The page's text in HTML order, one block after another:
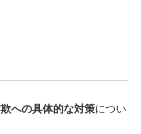
への具体的な対策につい